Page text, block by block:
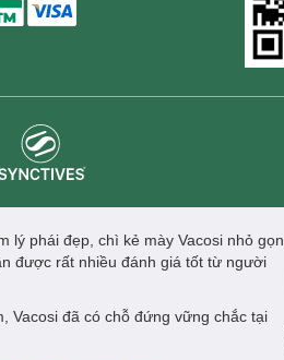
phái đẹp, chì kẻ mày Vacosi nhỏ gọn,
được rất nhiều đánh giá tốt từ người
Vacosi đã có chỗ đứng vững chắc tại